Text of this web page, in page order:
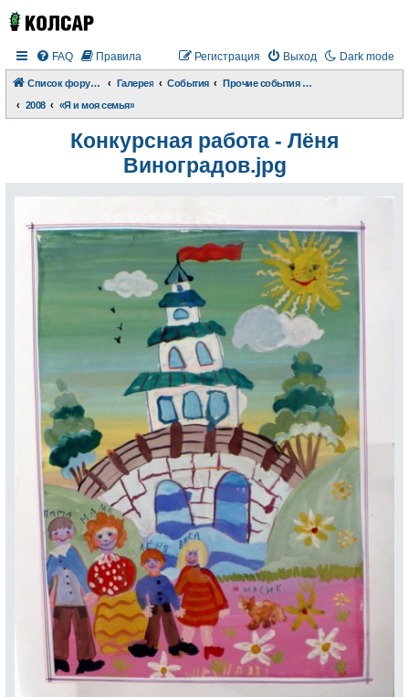
Dark mode
FAQ Правила Выход
Регистрация
Список форумов Галерея События
Прочие события и происшествия
2008
«Я и моя семья»
Конкурсная работа - Лёня
Виноградов.jpg